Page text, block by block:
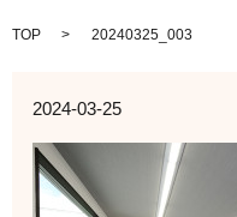
TOP 20240325_003
2024-03-25